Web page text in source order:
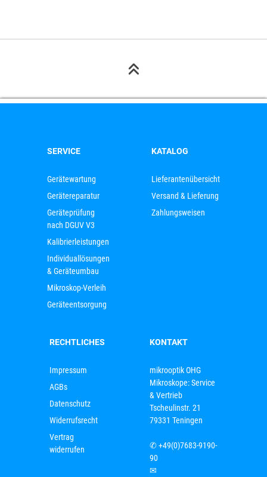
SERVICE
Gerätewartung
Gerätereparatur
Geräteprüfung
nach DGUV V3
Kalibrierleistungen
Individuallösungen
& Geräteumbau
Mikroskop-Verleih
Geräteentsorgung
KATALOG
Lieferantenübersicht
Versand & Lieferung
Zahlungsweisen
RECHTLICHES
Impressum
AGBs
Datenschutz
Widerrufsrecht
Vertrag
widerrufen
KONTAKT
mikrooptik OHG
Mikroskope: Service
& Vertrieb
Tscheulinstr. 21
79331 Teningen
✆+49(0)7683-9190-
90
✉